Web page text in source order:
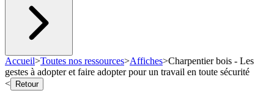
Accueil>Toutes nos ressources>Affiches>Charpentier bois - Les
gestes à adopter et faire adopter pour un travail en toute sécurité
<
Retour